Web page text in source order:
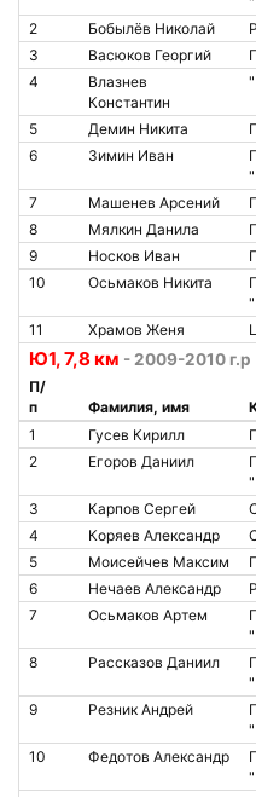
2 Бобылёв Николай
3
Васюков Георгий
4
Влазнев
Константин
5 Демин Никита
6
Зимин Иван
7 Машенев Арсений
8
Мялкин Данила
9
Носков Иван
10
Осьмаков Никита
11 Храмов Женя
Ю1, 7,8 км - 2009-2010 г.р
П/
п
Фамилия, имя
1
Гусев Кирилл
2
Егоров Даниил
3 Карпов Сергей
4
Коряев Александр
5
Моисейчев Максим
6
Нечаев Александр
7
Осьмаков Артем
8 Рассказов Даниил
9 Резник Андрей
10 Федотов Александр